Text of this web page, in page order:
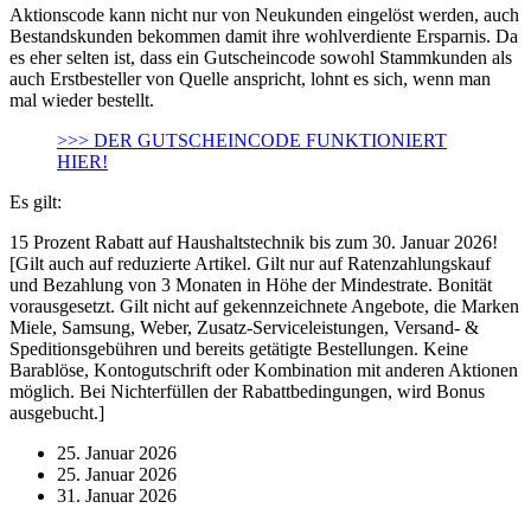
Aktionscode kann nicht nur von Neukunden eingelöst werden, auch
Bestandskunden bekommen damit ihre wohlverdiente Ersparnis. Da
es eher selten ist, dass ein Gutscheincode sowohl Stammkunden als
auch Erstbesteller von Quelle anspricht, lohnt es sich, wenn man
mal wieder bestellt.
>>> DER GUTSCHEINCODE FUNKTIONIERT
HIER!
Es gilt:
15 Prozent Rabatt auf Haushaltstechnik bis zum 30. Januar 2026!
[Gilt auch auf reduzierte Artikel. Gilt nur auf Ratenzahlungskauf
und Bezahlung von 3 Monaten in Höhe der Mindestrate. Bonität
vorausgesetzt. Gilt nicht auf gekennzeichnete Angebote, die Marken
Miele, Samsung, Weber, Zusatz-Serviceleistungen, Versand- &
Speditionsgebühren und bereits getätigte Bestellungen. Keine
Barablöse, Kontogutschrift oder Kombination mit anderen Aktionen
möglich. Bei Nichterfüllen der Rabattbedingungen, wird Bonus
ausgebucht.]
25. Januar 2026
25. Januar 2026
31. Januar 2026